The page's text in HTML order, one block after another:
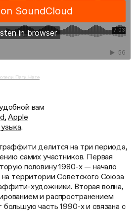
Пати Нате
вам
,Apple
.
делится на три периода,
самих участников. Первая
половину 1980-х — начало
территории Советского Союза
художники. Вторая волна,
и распространением
часть 1990-х и связана с